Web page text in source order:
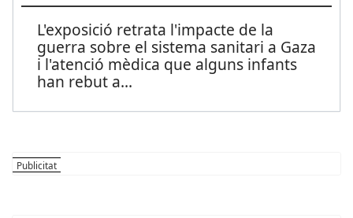
L'exposició retrata l'impacte de la
guerra sobre el sistema sanitari a Gaza
i l'atenció mèdica que alguns infants
han rebut a...